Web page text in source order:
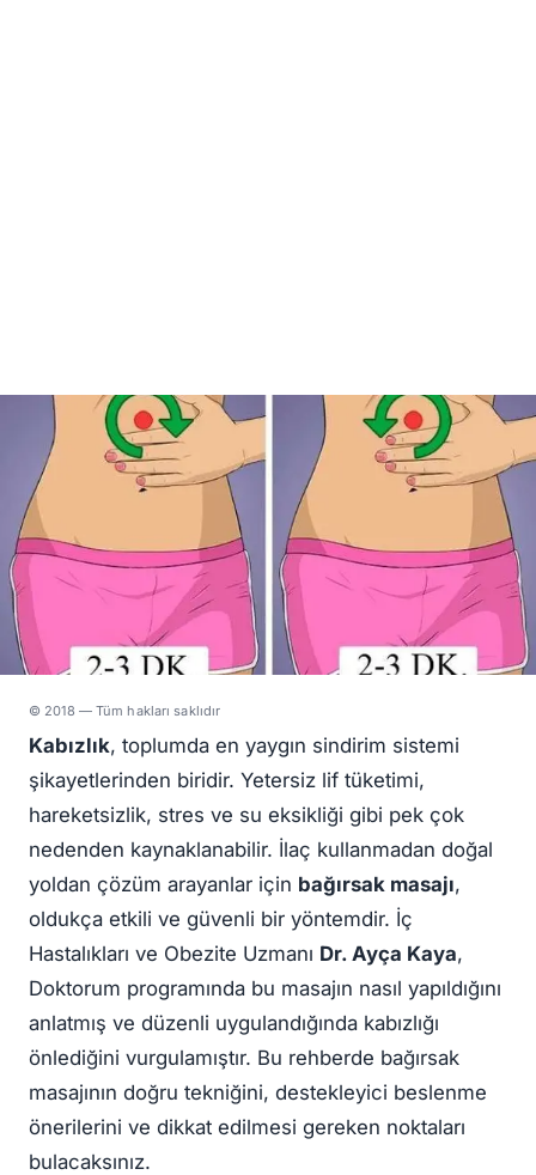
© 2018 — Tüm hakları saklıdır
Kabızlık, toplumda en yaygın sindirim sistemi
şikayetlerinden biridir. Yetersiz lif tüketimi,
hareketsizlik, stres ve su eksikliği gibi pek çok
nedenden kaynaklanabilir. İlaç kullanmadan doğal
yoldan çözüm arayanlar için bağırsak masajı,
oldukça etkili ve güvenli bir yöntemdir. İç
Hastalıkları ve Obezite Uzmanı Dr. Ayça Kaya,
Doktorum programında bu masajın nasıl yapıldığını
anlatmış ve düzenli uygulandığında kabızlığı
önlediğini vurgulamıştır. Bu rehberde bağırsak
masajının doğru tekniğini, destekleyici beslenme
önerilerini ve dikkat edilmesi gereken noktaları
bulacaksınız.